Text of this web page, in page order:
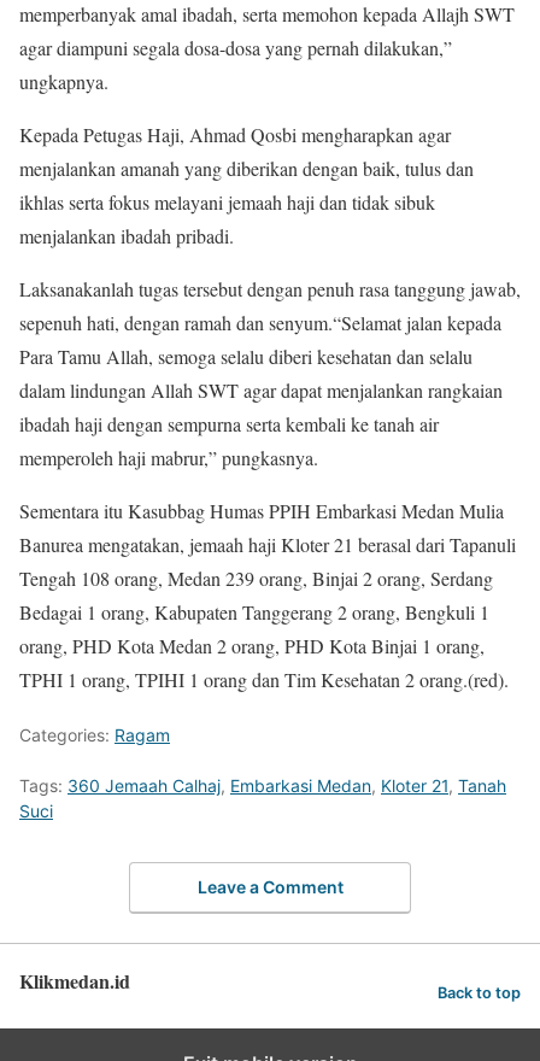
memperbanyak amal ibadah, serta memohon kepada Allajh SWT
agar diampuni segala dosa-dosa yang pernah dilakukan,”
ungkapnya.
Kepada Petugas Haji, Ahmad Qosbi mengharapkan agar
menjalankan amanah yang diberikan dengan baik, tulus dan
ikhlas serta fokus melayani jemaah haji dan tidak sibuk
menjalankan ibadah pribadi.
Laksanakanlah tugas tersebut dengan penuh rasa tanggung jawab,
sepenuh hati, dengan ramah dan senyum.“Selamat jalan kepada
Para Tamu Allah, semoga selalu diberi kesehatan dan selalu
dalam lindungan Allah SWT agar dapat menjalankan rangkaian
ibadah haji dengan sempurna serta kembali ke tanah air
memperoleh haji mabrur,” pungkasnya.
Sementara itu Kasubbag Humas PPIH Embarkasi Medan Mulia
Banurea mengatakan, jemaah haji Kloter 21 berasal dari Tapanuli
Tengah 108 orang, Medan 239 orang, Binjai 2 orang, Serdang
Bedagai 1 orang, Kabupaten Tanggerang 2 orang, Bengkuli 1
orang, PHD Kota Medan 2 orang, PHD Kota Binjai 1 orang,
TPHI 1 orang, TPIHI 1 orang dan Tim Kesehatan 2 orang.(red).
Categories: Ragam
Tags: 360 Jemaah Calhaj, Embarkasi Medan, Kloter 21, Tanah
Suci
Leave a Comment
Klikmedan.id Back to top